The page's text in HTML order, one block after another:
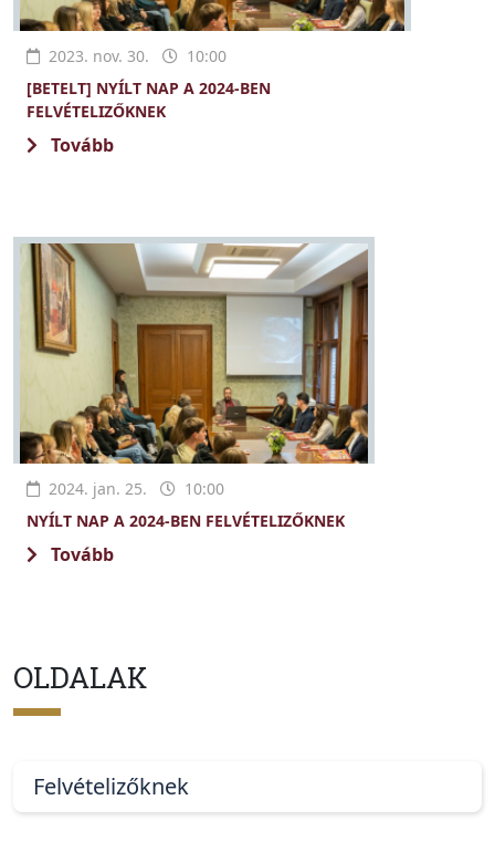
2023. nov. 30.
10:00
[BETELT] NYÍLT NAP A 2024-BEN
FELVÉTELIZŐKNEK
Tovább
2024. jan. 25.
10:00
NYÍLT NAP A 2024-BEN FELVÉTELIZŐKNEK
Tovább
OLDALAK
Felvételizőknek